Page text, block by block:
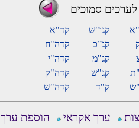
סמוכים
קגו"ש
קד"א
קג”כ
קדה"ח
קג"מ
קדה"י
קג"ש
קדה"ק
ק"ד קדה"ש
ערך אקראי הוספת ערך